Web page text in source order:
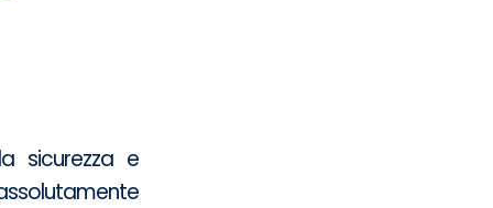
sicurezza e